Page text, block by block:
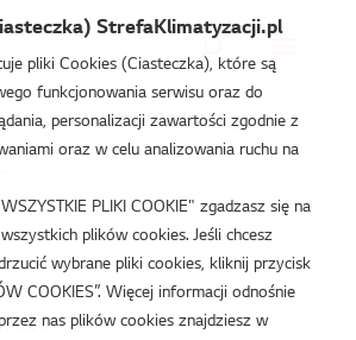
/RAC/CAC/RAC/CAC
StrefaKlimatyzacji.pl
pliki Cookies (Ciasteczka), które są
funkcjonowania serwisu oraz do
personalizacji zawartości zgodnie z
oraz w celu analizowania ruchu na
PLIKI COOKIE" zgadzasz się na
plików cookies. Jeśli chcesz
wybrane pliki cookies, kliknij przycisk
COOKIES”. Więcej informacji odnośnie
nas plików cookies znajdziesz w